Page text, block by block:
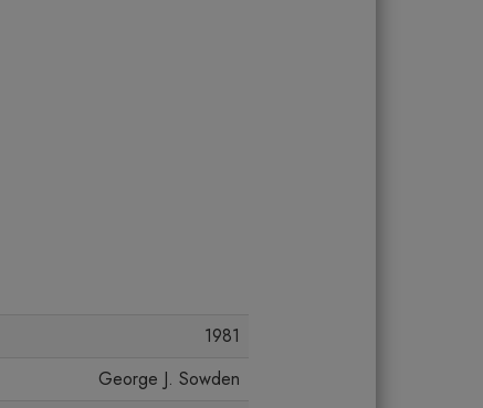
1981
George J. Sowden